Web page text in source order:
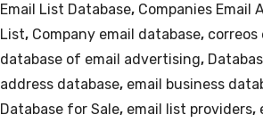
Email List Database, Companies Email
List, Company email database, correos
database of email advertising,
address database, email business
Database for Sale, email list providers,